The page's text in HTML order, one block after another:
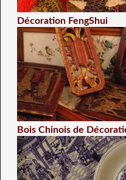
Décoration FengShui
Bois Chinois de